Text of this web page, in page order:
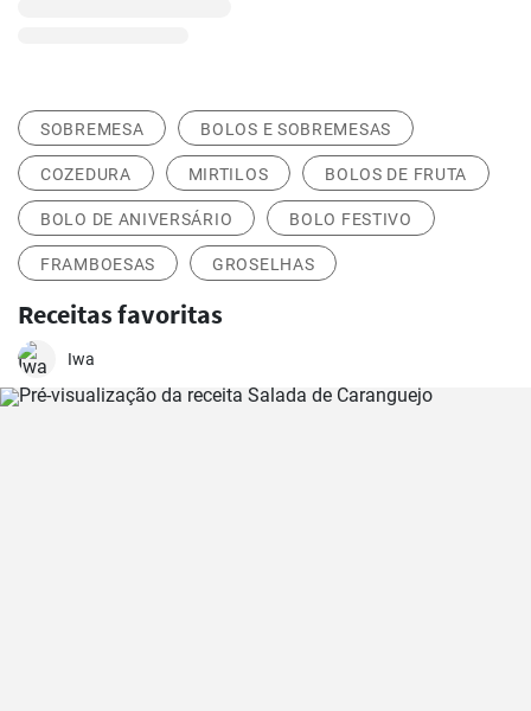
SOBREMESA BOLOS E SOBREMESAS
COZEDURA MIRTILOS BOLOS DE FRUTA
BOLO DE ANIVERSÁRIO BOLO FESTIVO
FRAMBOESAS GROSELHAS
Receitas favoritas
Iwa